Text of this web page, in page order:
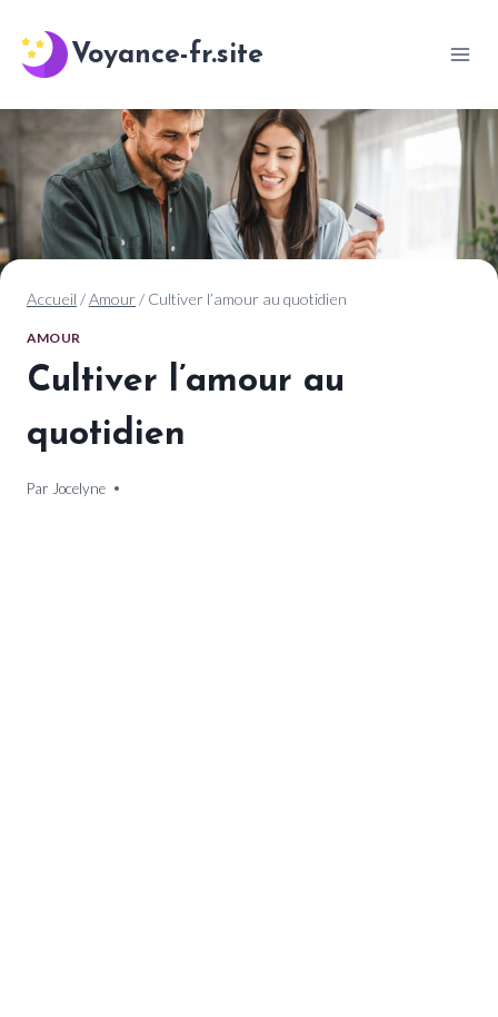
contenu
Voyance-fr.site
Accueil /Amour/ Cultiver l’amour au quotidien
AMOUR
Cultiver l’amour au
quotidien
Par Jocelyne
8 décembre 2024